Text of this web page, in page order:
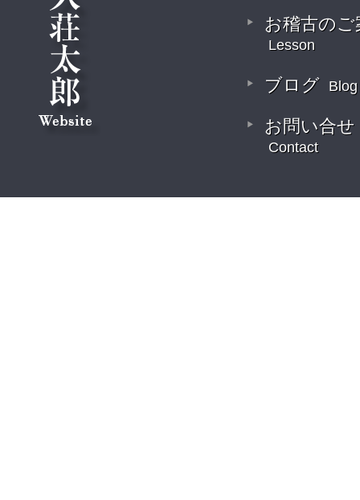
お稽古のご
Lesson
ブログ Blog
お問い合せ
Contact